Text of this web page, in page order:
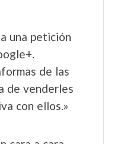
una petición
de las
de venderles
con ellos.»